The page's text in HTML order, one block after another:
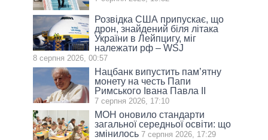
Розвідка США припускає, що
дрон, знайдений біля літака
України в Лейпцигу, міг
належати рф – WSJ
8 серпня 2026, 00:57
Нацбанк випустить пам’ятну
монету на честь Папи
Римського Івана Павла II
7 серпня 2026, 17:10
МОН оновило стандарти
загальної середньої освіти: що
змінилось 7 серпня 2026, 17:29